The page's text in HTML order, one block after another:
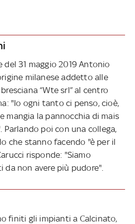
del 31 maggio 2019 Antonio
milanese addetto alle
“Wte srl” al centro
"Io ogni tanto ci penso, cioè,
mangia la pannocchia di mais
Parlando poi con una collega,
che stanno facendo "è per il
risponde: "Siamo
non avere più pudore".
finiti gli impianti a Calcinato,